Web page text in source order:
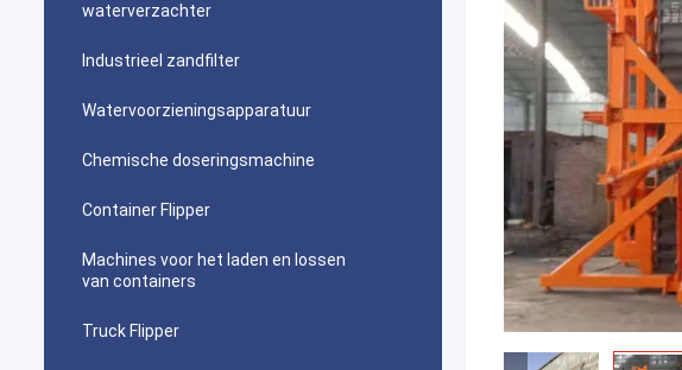
waterverzachter
Industrieel zandfilter
Watervoorzieningsapparatuur
Chemische doseringsmachine
Container Flipper
Machines voor het laden en lossen
van containers
Truck Flipper